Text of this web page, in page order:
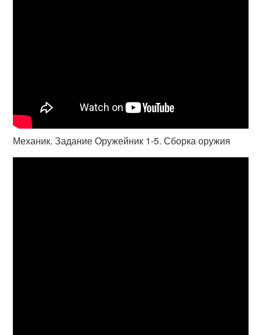
Механик. Задание Оружейник 1-5. Сборка оружия